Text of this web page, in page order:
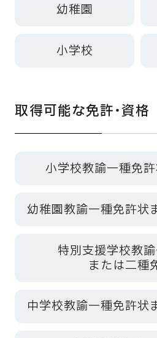
幼稚園
小学校
取得可能な免許・資格
小学校教諭一種免許
幼稚園教諭一種免許状
特別支援学校教
または二種
中学校教諭一種免許状